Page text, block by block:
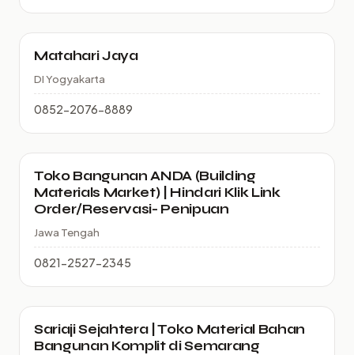
Matahari Jaya
DI Yogyakarta
0852-2076-8889
Toko Bangunan ANDA (Building
Materials Market) | Hindari Klik Link
Order/Reservasi- Penipuan
Jawa Tengah
0821-2527-2345
Sariaji Sejahtera | Toko Material Bahan
Bangunan Komplit di Semarang